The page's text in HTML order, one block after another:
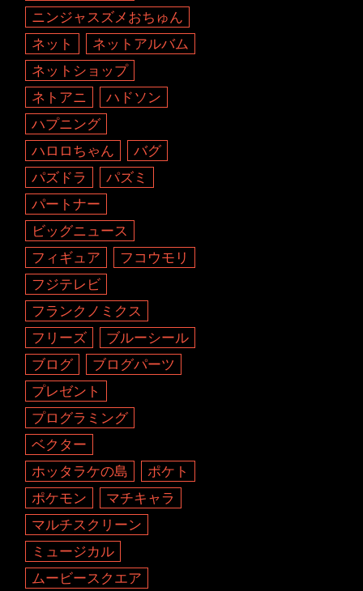
ニンジャスズメおちゅん
ネット
ネットアルバム
ネットショップ
ネトアニ
ハドソン
ハプニング
ハロロちゃん
バグ
パズドラ
パズミ
パートナー
ビッグニュース
フィギュア
フコウモリ
フジテレビ
フランクノミクス
フリーズ
ブルーシール
ブログ
ブログパーツ
プレゼント
プログラミング
ベクター
ホッタラケの島
ポケト
ポケモン
マチキャラ
マルチスクリーン
ミュージカル
ムービースクエア